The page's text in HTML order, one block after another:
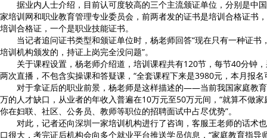
据业内人士介绍，目前认可度较高的三个主流颁证单位，分别是中
家培训网和职业教育管理专业委员会，前两者发的证书是培训合格证书
培训合格证，一个是职业技能证书。
当记者追问证书类型和颁证单位时，杨老师回答“现在只有一种证书
培训机构颁发的，持证上岗完全没问题”。
关于课程设置，杨老师介绍道，培训课程共有120节，每节40分钟，
两次直播，不包含实操课和答疑课，“全套课程下来是3980元，本月报名
对于拿证后的职业前景，杨老师是这样描述的——当前我国家庭教育
万的人才缺口，从业者的年收入普遍在10万元至50万元间，“就算不做
你在妇联、社区、公务员、教师等职位的招聘面试中占尽优势”。
对此，记者还向深圳一家培训机构进行了咨询，客服王老师的话术
口很大，考完证后机构会向多个就业平台推送学员信息，“家庭教育指导